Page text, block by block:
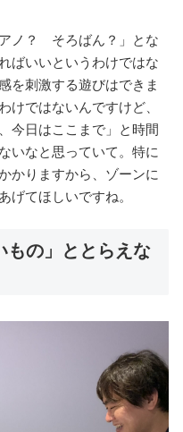
ノ？ そろばん？」とな
ばいいというわけではな
を刺激する遊びはできま
けではないんですけど、
今日はここまで」と時間
いなと思っていて。特に
かりますから、ゾーンに
げてほしいですね。
もの」ととらえな